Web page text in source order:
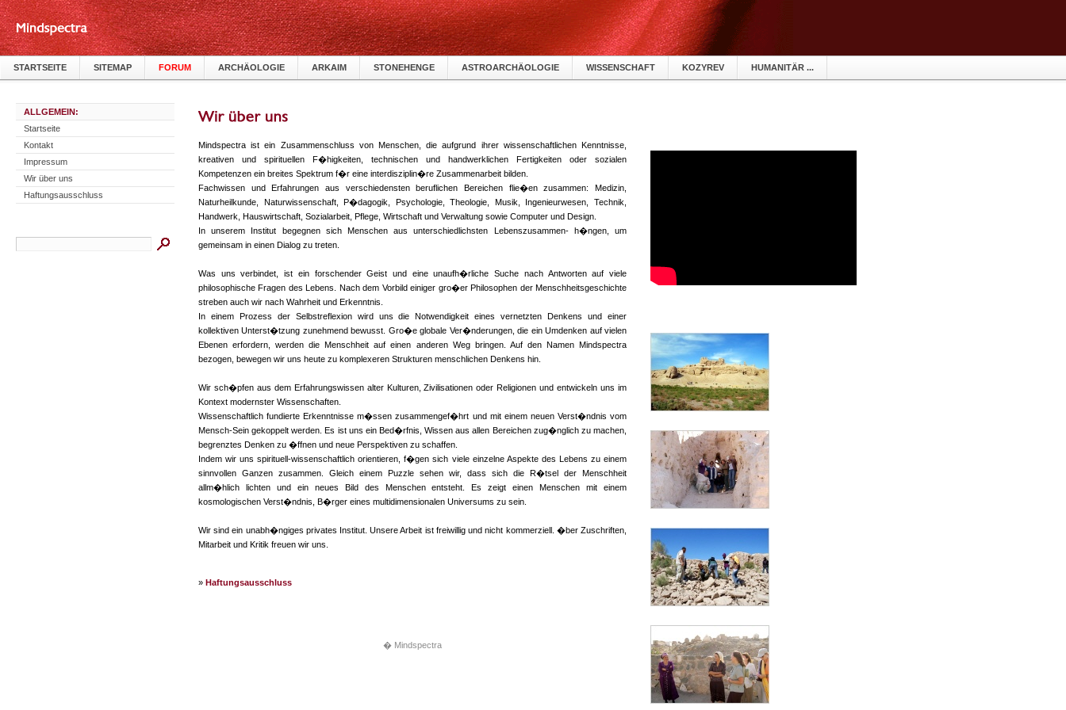
STARTSEITE SITEMAP FORUM ARCHÄOLOGIE ARKAIM STONEHENGE ASTROARCHÄOLOGIE WISSENSCHAFT KOZYREV HUMANITÄR ...
ALLGEMEIN:
Startseite
Kontakt
Impressum
Wir über uns
Haftungsausschluss
Mindspectra ist ein Zusammenschluss von Menschen, die aufgrund ihrer wissenschaftlichen Kenntnisse,
kreativen und spirituellen F�higkeiten, technischen und handwerklichen Fertigkeiten oder sozialen
Kompetenzen ein breites Spektrum f�r eine interdisziplin�re Zusammenarbeit bilden.
Fachwissen und Erfahrungen aus verschiedensten beruflichen Bereichen flie�en zusammen: Medizin,
Naturheilkunde, Naturwissenschaft, P�dagogik, Psychologie, Theologie, Musik, Ingenieurwesen, Technik,
Handwerk, Hauswirtschaft, Sozialarbeit, Pflege, Wirtschaft und Verwaltung sowie Computer und Design.
In unserem Institut begegnen sich Menschen aus unterschiedlichsten Lebenszusammen- h�ngen, um
gemeinsam in einen Dialog zu treten.
Was uns verbindet, ist ein forschender Geist und eine unaufh�rliche Suche nach Antworten auf viele
philosophische Fragen des Lebens. Nach dem Vorbild einiger gro�er Philosophen der Menschheitsgeschichte
streben auch wir nach Wahrheit und Erkenntnis.
In einem Prozess der Selbstreflexion wird uns die Notwendigkeit eines vernetzten Denkens und einer
kollektiven Unterst�tzung zunehmend bewusst. Gro�e globale Ver�nderungen, die ein Umdenken auf vielen
Ebenen erfordern, werden die Menschheit auf einen anderen Weg bringen. Auf den Namen Mindspectra
bezogen, bewegen wir uns heute zu komplexeren Strukturen menschlichen Denkens hin.
Wir sch�pfen aus dem Erfahrungswissen alter Kulturen, Zivilisationen oder Religionen und entwickeln uns im
Kontext modernster Wissenschaften.
Wissenschaftlich fundierte Erkenntnisse m�ssen zusammengef�hrt und mit einem neuen Verst�ndnis vom
Mensch-Sein gekoppelt werden. Es ist uns ein Bed�rfnis, Wissen aus allen Bereichen zug�nglich zu machen,
begrenztes Denken zu �ffnen und neue Perspektiven zu schaffen.
Indem wir uns spirituell-wissenschaftlich orientieren, f�gen sich viele einzelne Aspekte des Lebens zu einem
sinnvollen Ganzen zusammen. Gleich einem Puzzle sehen wir, dass sich die R�tsel der Menschheit
allm�hlich lichten und ein neues Bild des Menschen entsteht. Es zeigt einen Menschen mit einem
kosmologischen Verst�ndnis, B�rger eines multidimensionalen Universums zu sein.
Wir sind ein unabh�ngiges privates Institut. Unsere Arbeit ist freiwillig und nicht kommerziell. �ber Zuschriften,
Mitarbeit und Kritik freuen wir uns.
» Haftungsausschluss
� Mindspectra